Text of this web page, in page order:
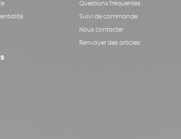
Questions fréquentes
Suivi de commande
Nous contacter
Renvoyer des articles